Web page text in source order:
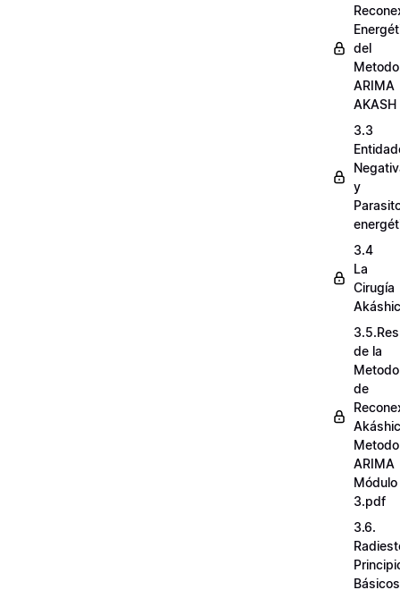
del
Metodo
ARIMA
AKASH
3.3
y
3.4
La
Cirugía
de la
de
Metodo
ARIMA
Módulo
3.pdf
3.6.
Básicos